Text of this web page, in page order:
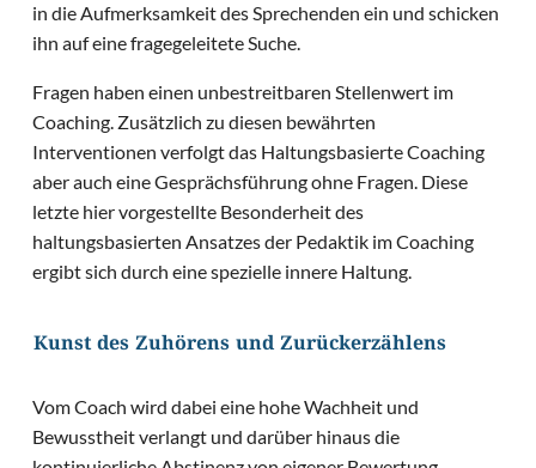
in die Aufmerksamkeit des Sprechenden ein und schicken
ihn auf eine fragegeleitete Suche.
Fragen haben einen unbestreitbaren Stellenwert im
Coaching. Zusätzlich zu diesen bewährten
Interventionen verfolgt das Haltungsbasierte Coaching
aber auch eine Gesprächsführung ohne Fragen. Diese
letzte hier vorgestellte Besonderheit des
haltungsbasierten Ansatzes der Pedaktik im Coaching
ergibt sich durch eine spezielle innere Haltung.
Kunst des Zuhörens und Zurückerzählens
Vom Coach wird dabei eine hohe Wachheit und
Bewusstheit verlangt und darüber hinaus die